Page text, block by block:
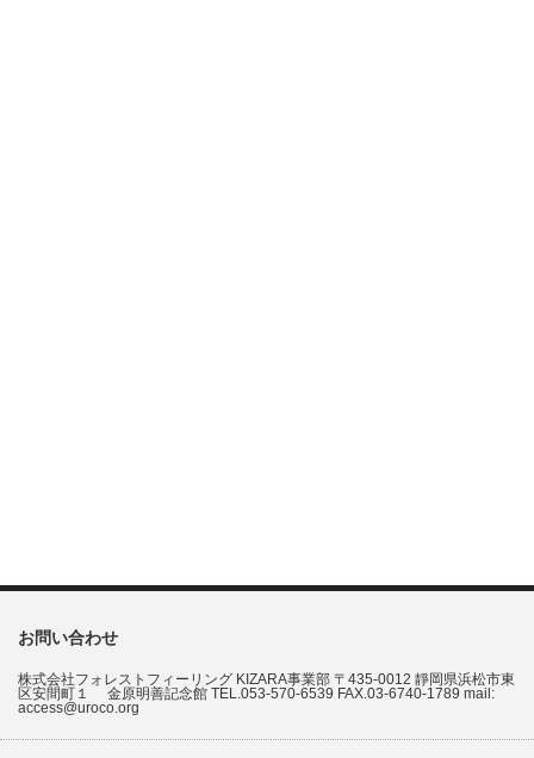
お問い合わせ
株式会社フォレストフィーリング KIZARA事業部 〒435-0012 靜岡県浜松市東
区安間町１ 金原明善記念館 TEL.053-570-6539 FAX.03-6740-1789 mail:
access@uroco.org